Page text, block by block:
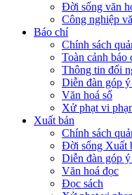
Đời sống văn
Công nghiệp
Báo chí
Chính sách
Toàn cảnh báo
Thông tin đối
Diễn đàn góp
Văn hoá số
Xử phạt vi
Xuất bản
Chính sách
Đời sống Xuất
Diễn đàn góp
Văn hoá đọc
Đọc sách